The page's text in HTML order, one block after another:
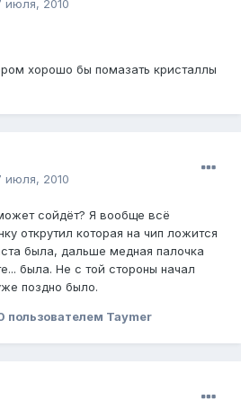
июля, 2010
хорошо бы помазать кристаллы
июля, 2010
сойдёт? Я вообще всё
открутил которая на чип ложится
была, дальше медная палочка
была. Не с той стороны начал
поздно было.
пользователем Taymer